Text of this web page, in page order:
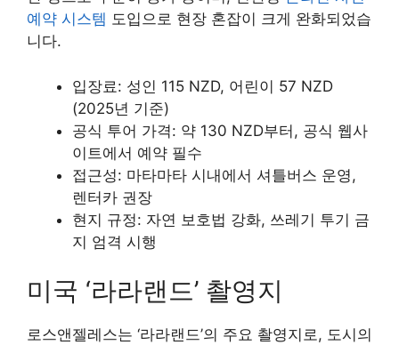
예약 시스템 도입으로 현장 혼잡이 크게 완화되었습
니다.
입장료: 성인 115 NZD, 어린이 57 NZD
(2025년 기준)
공식 투어 가격: 약 130 NZD부터, 공식 웹사
이트에서 예약 필수
접근성: 마타마타 시내에서 셔틀버스 운영,
렌터카 권장
현지 규정: 자연 보호법 강화, 쓰레기 투기 금
지 엄격 시행
미국 ‘라라랜드’ 촬영지
로스앤젤레스는 ‘라라랜드’의 주요 촬영지로, 도시의